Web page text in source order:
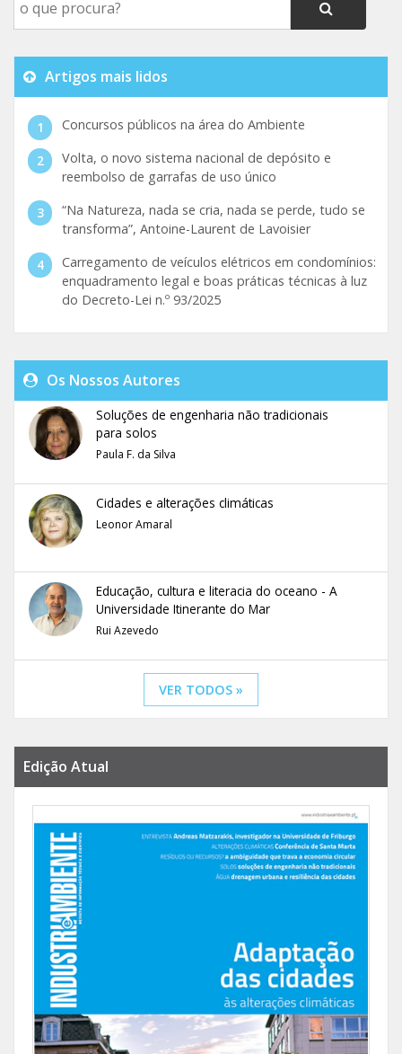
Artigos mais lidos
Concursos públicos na área do Ambiente
Volta, o novo sistema nacional de depósito e
reembolso de garrafas de uso único
“Na Natureza, nada se cria, nada se perde, tudo se
transforma”, Antoine-Laurent de Lavoisier
Carregamento de veículos elétricos em condomínios:
enquadramento legal e boas práticas técnicas à luz
do Decreto-Lei n.º 93/2025
Os Nossos Autores
Soluções de engenharia não tradicionais
para solos
Paula F. da Silva
Cidades e alterações climáticas
Leonor Amaral
Educação, cultura e literacia do oceano - A
Universidade Itinerante do Mar
Rui Azevedo
VER TODOS »
Edição Atual